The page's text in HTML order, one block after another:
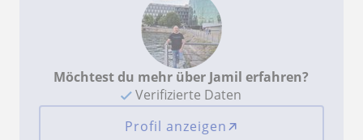
Möchtest du mehr über Jamil erfahren?
Verifizierte Daten
Profil anzeigen